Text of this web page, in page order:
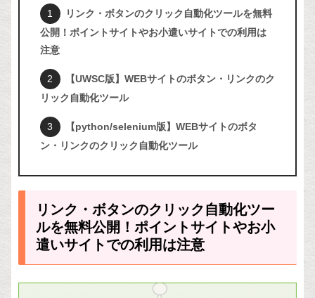
リンク・ボタンのクリック自動化ツールを無料
公開！ポイントサイトやお小遣いサイトでの利用は
注意
【UWSC版】WEBサイトのボタン・リンクのク
リック自動化ツール
【python/selenium版】WEBサイトのボタ
ン・リンクのクリック自動化ツール
リンク・ボタンのクリック自動化ツー
ルを無料公開！ポイントサイトやお小
遣いサイトでの利用は注意